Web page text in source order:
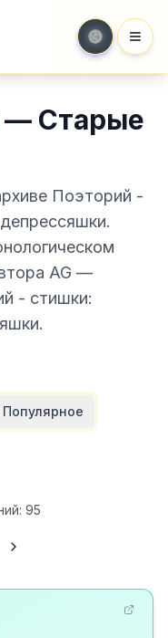
— Старые
Поэторий -
AG —
- стишки:
Популярное
95